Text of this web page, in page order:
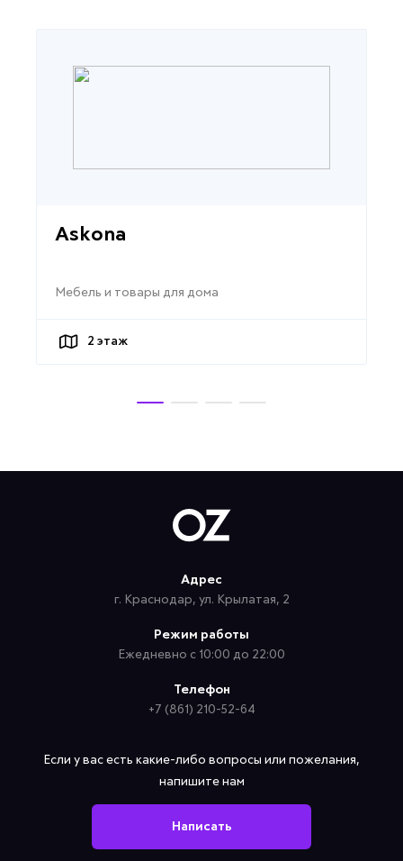
Askona
Мебель и товары для дома
2 этаж
Адрес
г. Краснодар, ул. Крылатая, 2
Режим работы
Ежедневно с 10:00 до 22:00
Телефон
+7 (861) 210-52-64
Если у вас есть какие-либо вопросы или пожелания,
напишите нам
Написать